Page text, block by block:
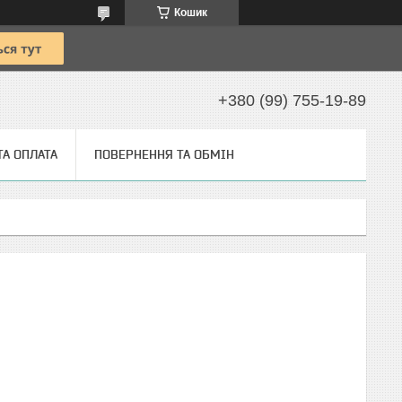
Кошик
+380 (99) 755-19-89
ОПЛАТА ПОВЕРНЕННЯ ТА ОБМІН